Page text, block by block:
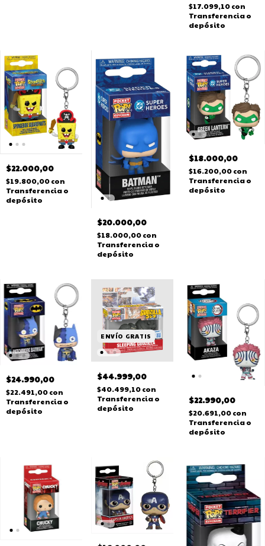
$17.099,10con
Transferencia o
depósito
$22.000,00
$19.800,00con
Transferencia o
depósito
$20.000,00
$18.000,00con
Transferencia o
depósito
$18.000,00
$16.200,00con
Transferencia o
depósito
$24.990,00
$22.491,00con
Transferencia o
depósito
ENVÍO GRATIS
$44.999,00
$40.499,10con
Transferencia o
depósito
$22.990,00
$20.691,00con
Transferencia o
depósito